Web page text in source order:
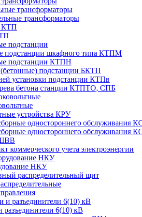
трансформаторы
трансформаторы
подстанции
подстанции шкафного типа КТПМ
подстанции КТПН
подстанции БКТП
установки подстанции КТПв
бетона станции КТПТО, СПБ
устройства КРУ
одностороннего обслуживания
одностороннего обслуживания
коммерческого учета электроэнергии
НКУ
распределительный щит
6(10) кВ